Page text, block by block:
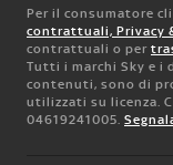
Per il consumatore
contrattuali, Privacy
contrattuali o per
Tutti i marchi Sky e
contenuti, sono di
utilizzati su licenza.
04619241005.